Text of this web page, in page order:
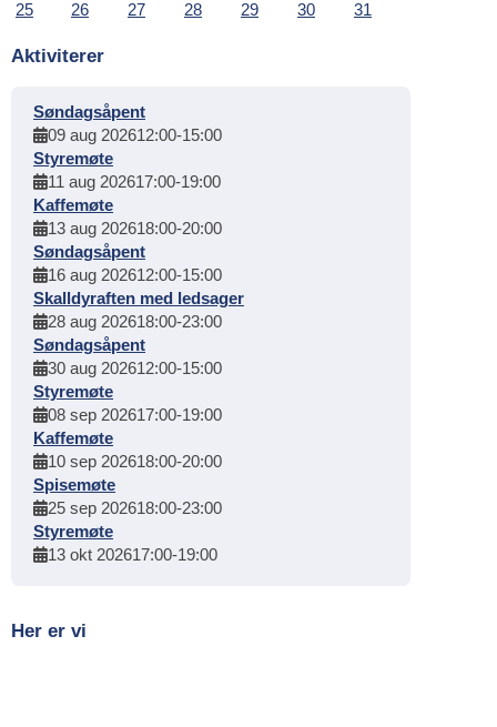
25
26 27 28 29 30 31
Aktiviterer
Søndagsåpent
09 aug 202612:00-15:00
Styremøte
11 aug 202617:00-19:00
Kaffemøte
13 aug 202618:00-20:00
Søndagsåpent
16 aug 202612:00-15:00
Skalldyraften med ledsager
28 aug 202618:00-23:00
Søndagsåpent
30 aug 202612:00-15:00
Styremøte
08 sep 202617:00-19:00
Kaffemøte
10 sep 202618:00-20:00
Spisemøte
25 sep 202618:00-23:00
Styremøte
13 okt 202617:00-19:00
Her er vi